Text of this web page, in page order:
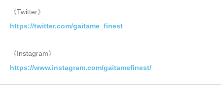
《Twitter》
https://twitter.com/gaitame_finest
《Instagram》
https://www.instagram.com/gaitamefinest/